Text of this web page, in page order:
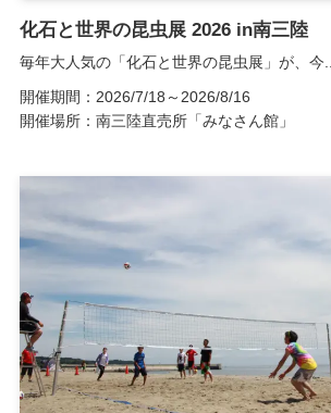
化石と世界の昆虫展 2026 in南三陸
毎年大人気の「化石と世界の昆虫展」が、今...
開催期間：2026/7/18～2026/8/16
開催場所：南三陸直売所「みなさん館」